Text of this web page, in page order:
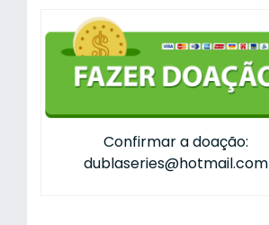
Confirmar a doação:
dublaseries@hotmail.com